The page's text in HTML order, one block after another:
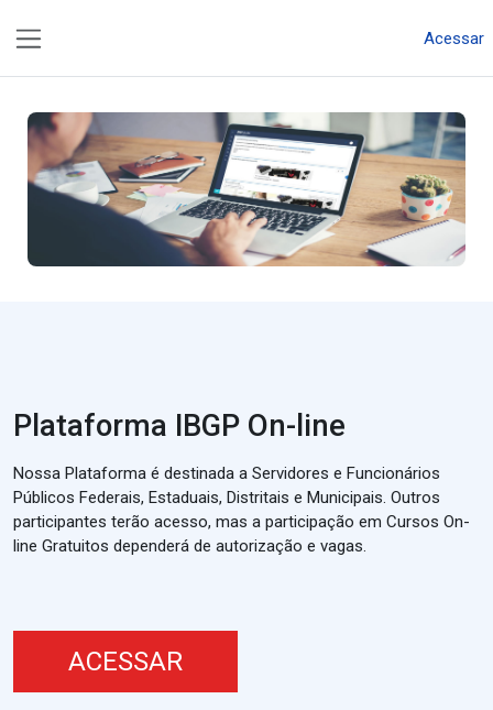
Acessar
Plataforma IBGP On-line
Nossa Plataforma é destinada a Servidores e Funcionários
Públicos Federais, Estaduais, Distritais e Municipais. Outros
participantes terão acesso, mas a participação em Cursos On-
line Gratuitos dependerá de autorização e vagas.
ACESSAR